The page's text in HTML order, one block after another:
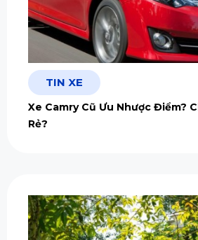
TIN XE
Xe Camry Cũ Ưu Nhược Điểm?
Rẻ?